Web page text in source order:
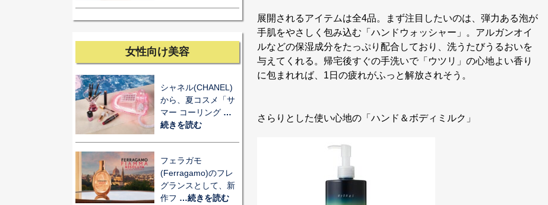
女性向け美容
シャネル(CHANEL)
から、夏コスメ「サ
マー コーリング …
続きを読む
フェラガモ
(Ferragamo)のフレ
グランスとして、新
作フ …続きを読む
展開されるアイテムは全4品。まず注目したいのは、弾力ある泡が
手肌をやさしく包み込む「ハンドウォッシャー」。アルガンオイ
ルなどの保湿成分をたっぷり配合しており、洗うたびうるおいを
与えてくれる。帰宅後すぐの手洗いで「ウツリ」の心地よい香り
に包まれれば、1日の疲れがふっと解放されそう。
さらりとした使い心地の「ハンド＆ボディミルク」